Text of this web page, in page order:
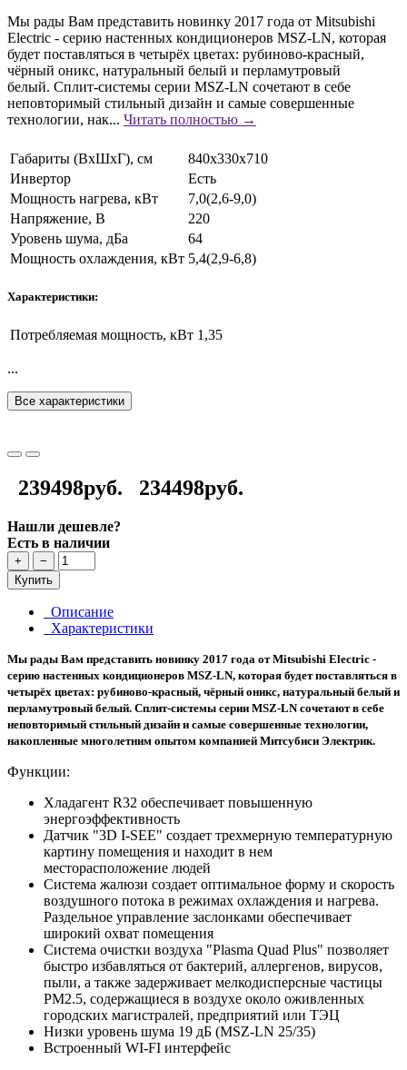
Мы рады Вам представить новинку 2017 года от Mitsubishi
Electric - серию настенных кондиционеров MSZ-LN, которая
будет поставляться в четырёх цветах: рубиново-красный,
чёрный оникс, натуральный белый и перламутровый
белый. Сплит-системы серии MSZ-LN сочетают в себе
неповторимый стильный дизайн и самые совершенные
технологии, нак... Читать полностью →
Габариты (ВхШхГ), см
840х330х710
Инвертор
Есть
Мощность нагрева, кВт
7,0(2,6-9,0)
Напряжение, В
220
Уровень шума, дБа
64
Мощность охлаждения, кВт 5,4(2,9-6,8)
Характеристики:
Потребляемая мощность, кВт 1,35
...
Все характеристики
239498руб. 234498руб.
Нашли дешевле?
Есть в наличии
+
−
Купить
Описание
Характеристики
Мы рады Вам представить новинку 2017 года от Mitsubishi Electric -
серию настенных кондиционеров MSZ-LN, которая будет поставляться в
четырёх цветах: рубиново-красный, чёрный оникс, натуральный белый и
перламутровый белый. Сплит-системы серии MSZ-LN сочетают в себе
неповторимый стильный дизайн и самые совершенные технологии,
накопленные многолетним опытом компанией Митсубиси Электрик.
Функции:
Хладагент R32 обеспечивает повышенную
энергоэффективность
Датчик "3D I-SEE" создает трехмерную температурную
картину помещения и находит в нем
месторасположение людей
Система жалюзи создает оптимальное форму и скорость
воздушного потока в режимах охлаждения и нагрева.
Раздельное управление заслонками обеспечивает
широкий охват помещения
Система очистки воздуха "Plasma Quad Plus" позволяет
быстро избавляться от бактерий, аллергенов, вирусов,
пыли, а также задерживает мелкодисперсные частицы
PM2.5, содержащиеся в воздухе около оживленных
городских магистралей, предприятий или ТЭЦ
Низки уровень шума 19 дБ (MSZ-LN 25/35)
Встроенный WI-FI интерфейс